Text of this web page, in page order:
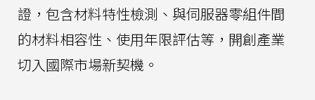
證，包含材料特性檢測、與伺服器零組件間
的材料相容性、使用年限評估等，開創產業
切入國際市場新契機。